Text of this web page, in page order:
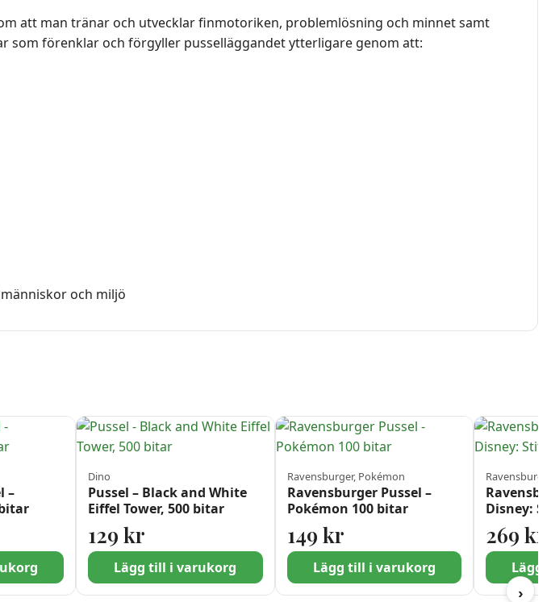
att man tränar och utvecklar finmotoriken, problemlösning och minnet samt
som förenklar och förgyller pusselläggandet ytterligare genom att:
och miljö
–
Dino
Pussel – Black and White
Eiffel Tower, 500 bitar
129kr
Lägg till i varukorg
Ravensburger, Pokémon
Ravensburger Pussel –
Pokémon 100 bitar
149 kr
Lägg till i varukorg
Disney:
Bitar
269 kr
Lägg
›